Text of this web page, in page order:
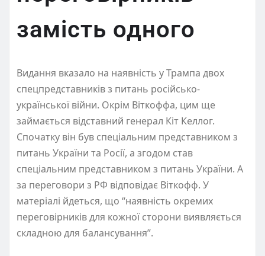
замість одного
Видання вказало на наявність у Трампа двох
спецпредставників з питань російсько-
української війни. Окрім Віткоффа, цим ще
займається відставний генерал Кіт Келлог.
Спочатку він був спеціальним представником з
питань України та Росії, а згодом став
спеціальним представником з питань України. А
за переговори з РФ відповідає Віткофф. У
матеріалі йдеться, що “наявність окремих
переговірників для кожної сторони виявляється
складною для балансування”.